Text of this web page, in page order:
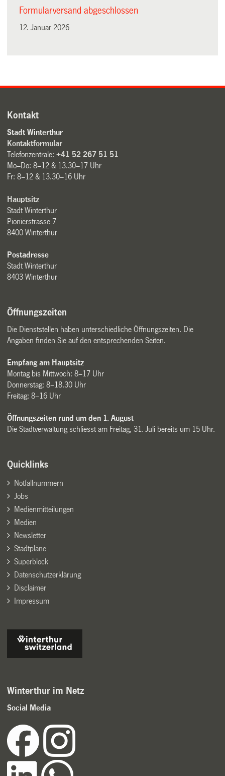
Formularversand abgeschlossen
12. Januar 2026
Kontakt
Stadt Winterthur
Kontaktformular
Telefonzentrale:+41 52 267 51 51
Mo–Do: 8–12 & 13.30–17 Uhr
Fr: 8–12 & 13.30–16 Uhr
Hauptsitz
Stadt Winterthur
Pionierstrasse 7
8400 Winterthur
Postadresse
Stadt Winterthur
8403 Winterthur
Öffnungszeiten
Die Dienststellen haben unterschiedliche Öffnungszeiten. Die
Angaben finden Sie auf den entsprechenden Seiten.
Empfang am Hauptsitz
Montag bis Mittwoch: 8–17 Uhr
Donnerstag: 8–18.30 Uhr
Freitag: 8–16 Uhr
Öffnungszeiten rund um den 1. August
Die Stadtverwaltung schliesst am Freitag, 31. Juli bereits um 15 Uhr.
Quicklinks
Notfallnummern
Jobs
Medienmitteilungen
Medien
Newsletter
Stadtpläne
Superblock
Datenschutzerklärung
Disclaimer
Impressum
Winterthur im Netz
Social Media